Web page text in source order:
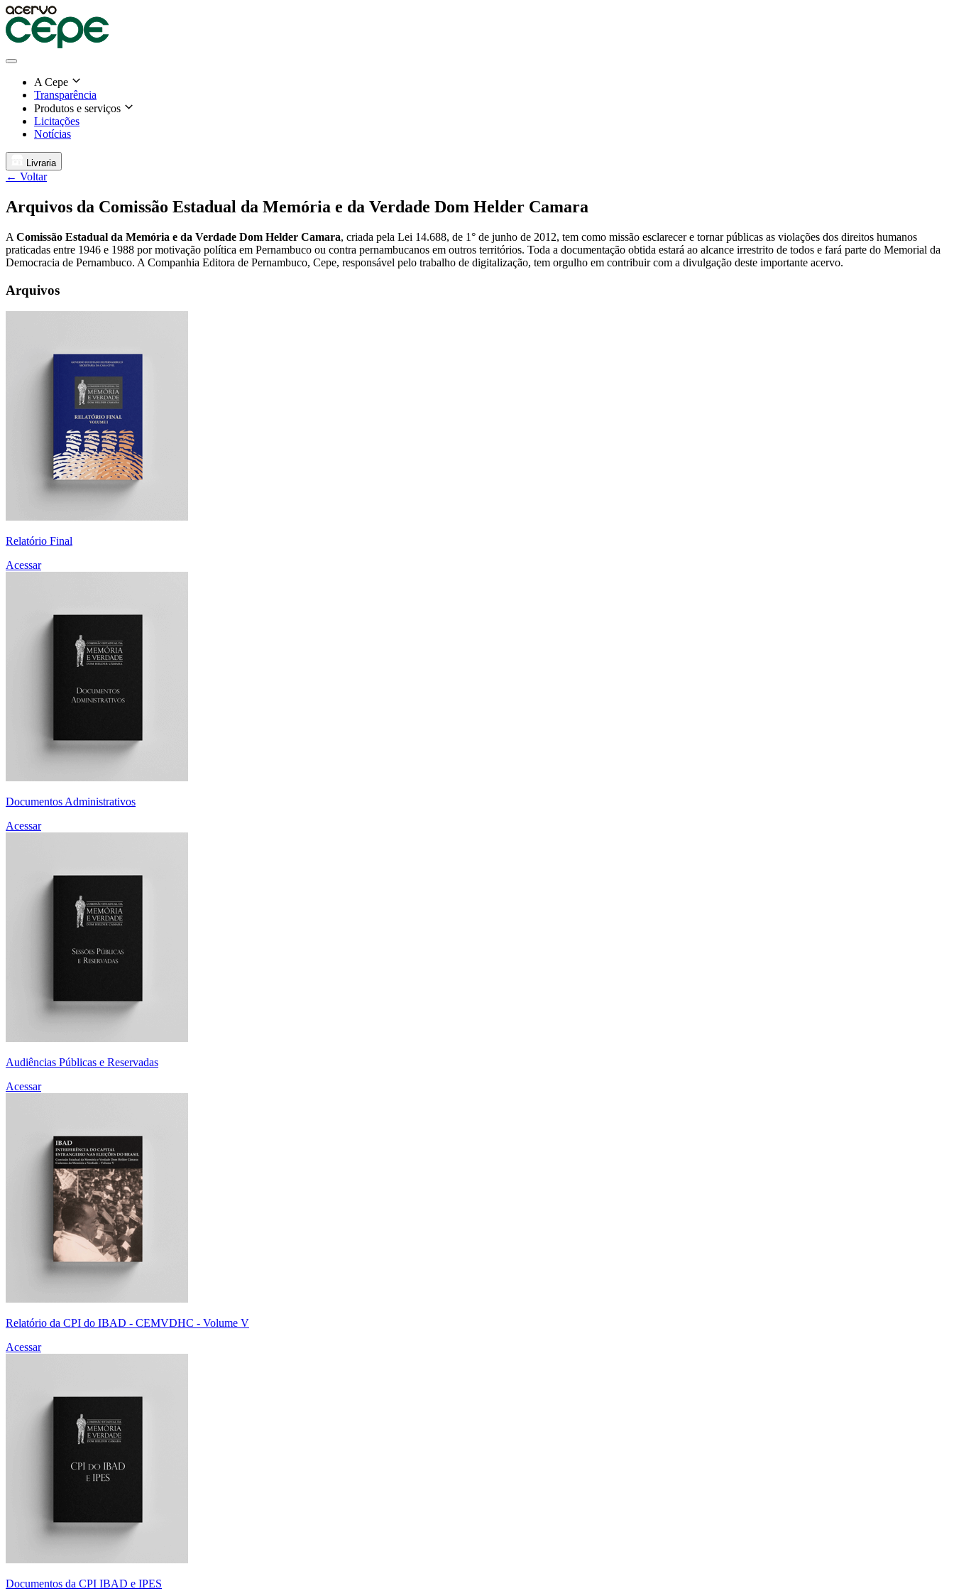
A Cepe
Transparência
Produtos e serviços
Licitações
Notícias
Livraria
← Voltar
Arquivos da Comissão Estadual da Memória e da Verdade Dom Helder Camara
A Comissão Estadual da Memória e da Verdade Dom Helder Camara, criada pela Lei 14.688, de 1° de junho de 2012, tem como missão esclarecer e tornar públicas as violações dos direitos humanos
praticadas entre 1946 e 1988 por motivação política em Pernambuco ou contra pernambucanos em outros territórios. Toda a documentação obtida estará ao alcance irrestrito de todos e fará parte do Memorial da
Democracia de Pernambuco. A Companhia Editora de Pernambuco, Cepe, responsável pelo trabalho de digitalização, tem orgulho em contribuir com a divulgação deste importante acervo.
Arquivos
Relatório Final
Acessar
Documentos Administrativos
Acessar
Audiências Públicas e Reservadas
Acessar
Relatório da CPI do IBAD - CEMVDHC - Volume V
Acessar
Documentos da CPI IBAD e IPES